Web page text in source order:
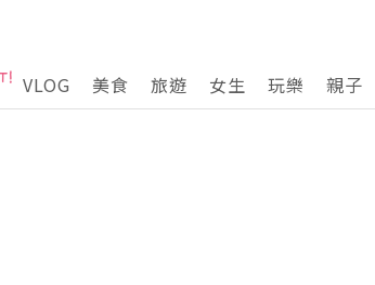
VLOG 美食 旅遊 女生 玩樂 親子